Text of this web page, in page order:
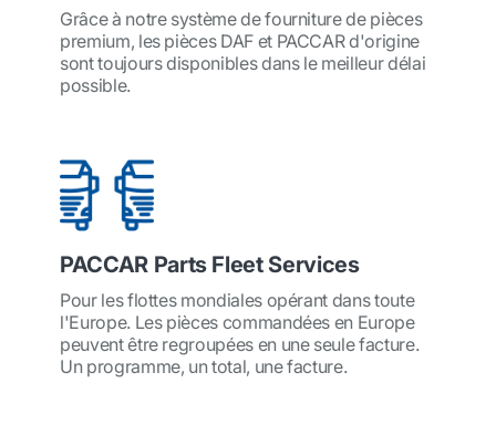
Grâce à notre système de fourniture de pièces
premium, les pièces DAF et PACCAR d'origine
sont toujours disponibles dans le meilleur délai
possible.
PACCAR Parts Fleet Services
Pour les flottes mondiales opérant dans toute
l'Europe. Les pièces commandées en Europe
peuvent être regroupées en une seule facture.
Un programme, un total, une facture.